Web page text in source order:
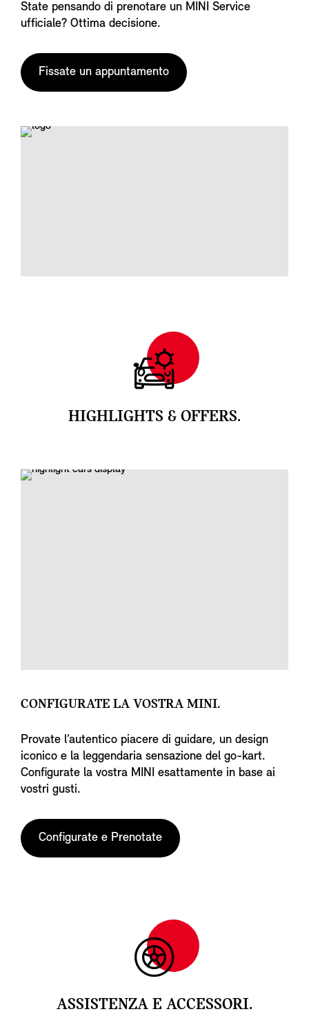
State pensando di prenotare un MINI Service
ufficiale? Ottima decisione.
Fissate un appuntamento
HIGHLIGHTS & OFFERS.
CONFIGURATE LA VOSTRA MINI.
Provate l’autentico piacere di guidare, un design
iconico e la leggendaria sensazione del go-kart.
Configurate la vostra MINI esattamente in base ai
vostri gusti.
Configurate e Prenotate
ASSISTENZA E ACCESSORI.